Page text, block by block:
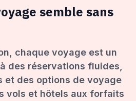
semble sans
chaque voyage est un
des réservations fluides,
et des options de voyage
vols et hôtels aux forfaits